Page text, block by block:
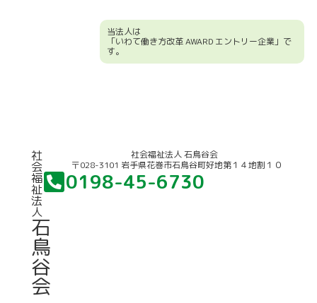
当法人は
「いわて働き方改革 AWARD エントリー企業」で
す。
社
会
福
祉
法
人
石
鳥
谷
会
社会福祉法人 石鳥谷会
〒028-3101 岩手県花巻市石鳥谷町好地第１４地割１０
0198-45-6730